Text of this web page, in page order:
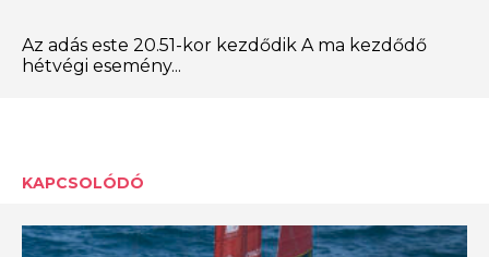
Az adás este 20.51-kor kezdődik A ma kezdődő
hétvégi esemény...
KAPCSOLÓDÓ